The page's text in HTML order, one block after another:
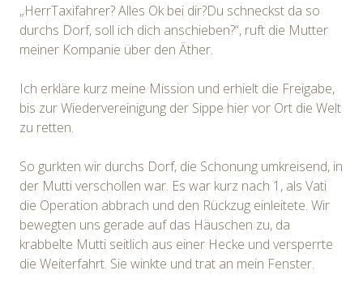
„HerrTaxifahrer? Alles Ok bei dir?Du schneckst da so
durchs Dorf, soll ich dich anschieben?“, ruft die Mutter
meiner Kompanie über den Äther.
Ich erkläre kurz meine Mission und erhielt die Freigabe,
bis zur Wiedervereinigung der Sippe hier vor Ort die Welt
zu retten.
So gurkten wir durchs Dorf, die Schonung umkreisend, in
der Mutti verschollen war. Es war kurz nach 1, als Vati
die Operation abbrach und den Rückzug einleitete. Wir
bewegten uns gerade auf das Häuschen zu, da
krabbelte Mutti seitlich aus einer Hecke und versperrte
die Weiterfahrt. Sie winkte und trat an mein Fenster.